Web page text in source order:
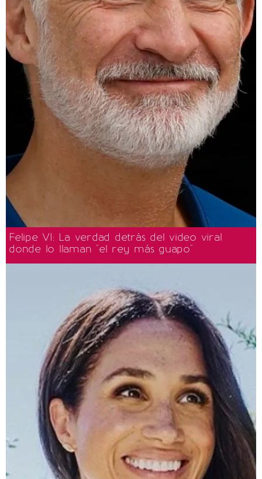
Felipe VI: La verdad detrás del video viral
donde lo llaman "el rey más guapo"